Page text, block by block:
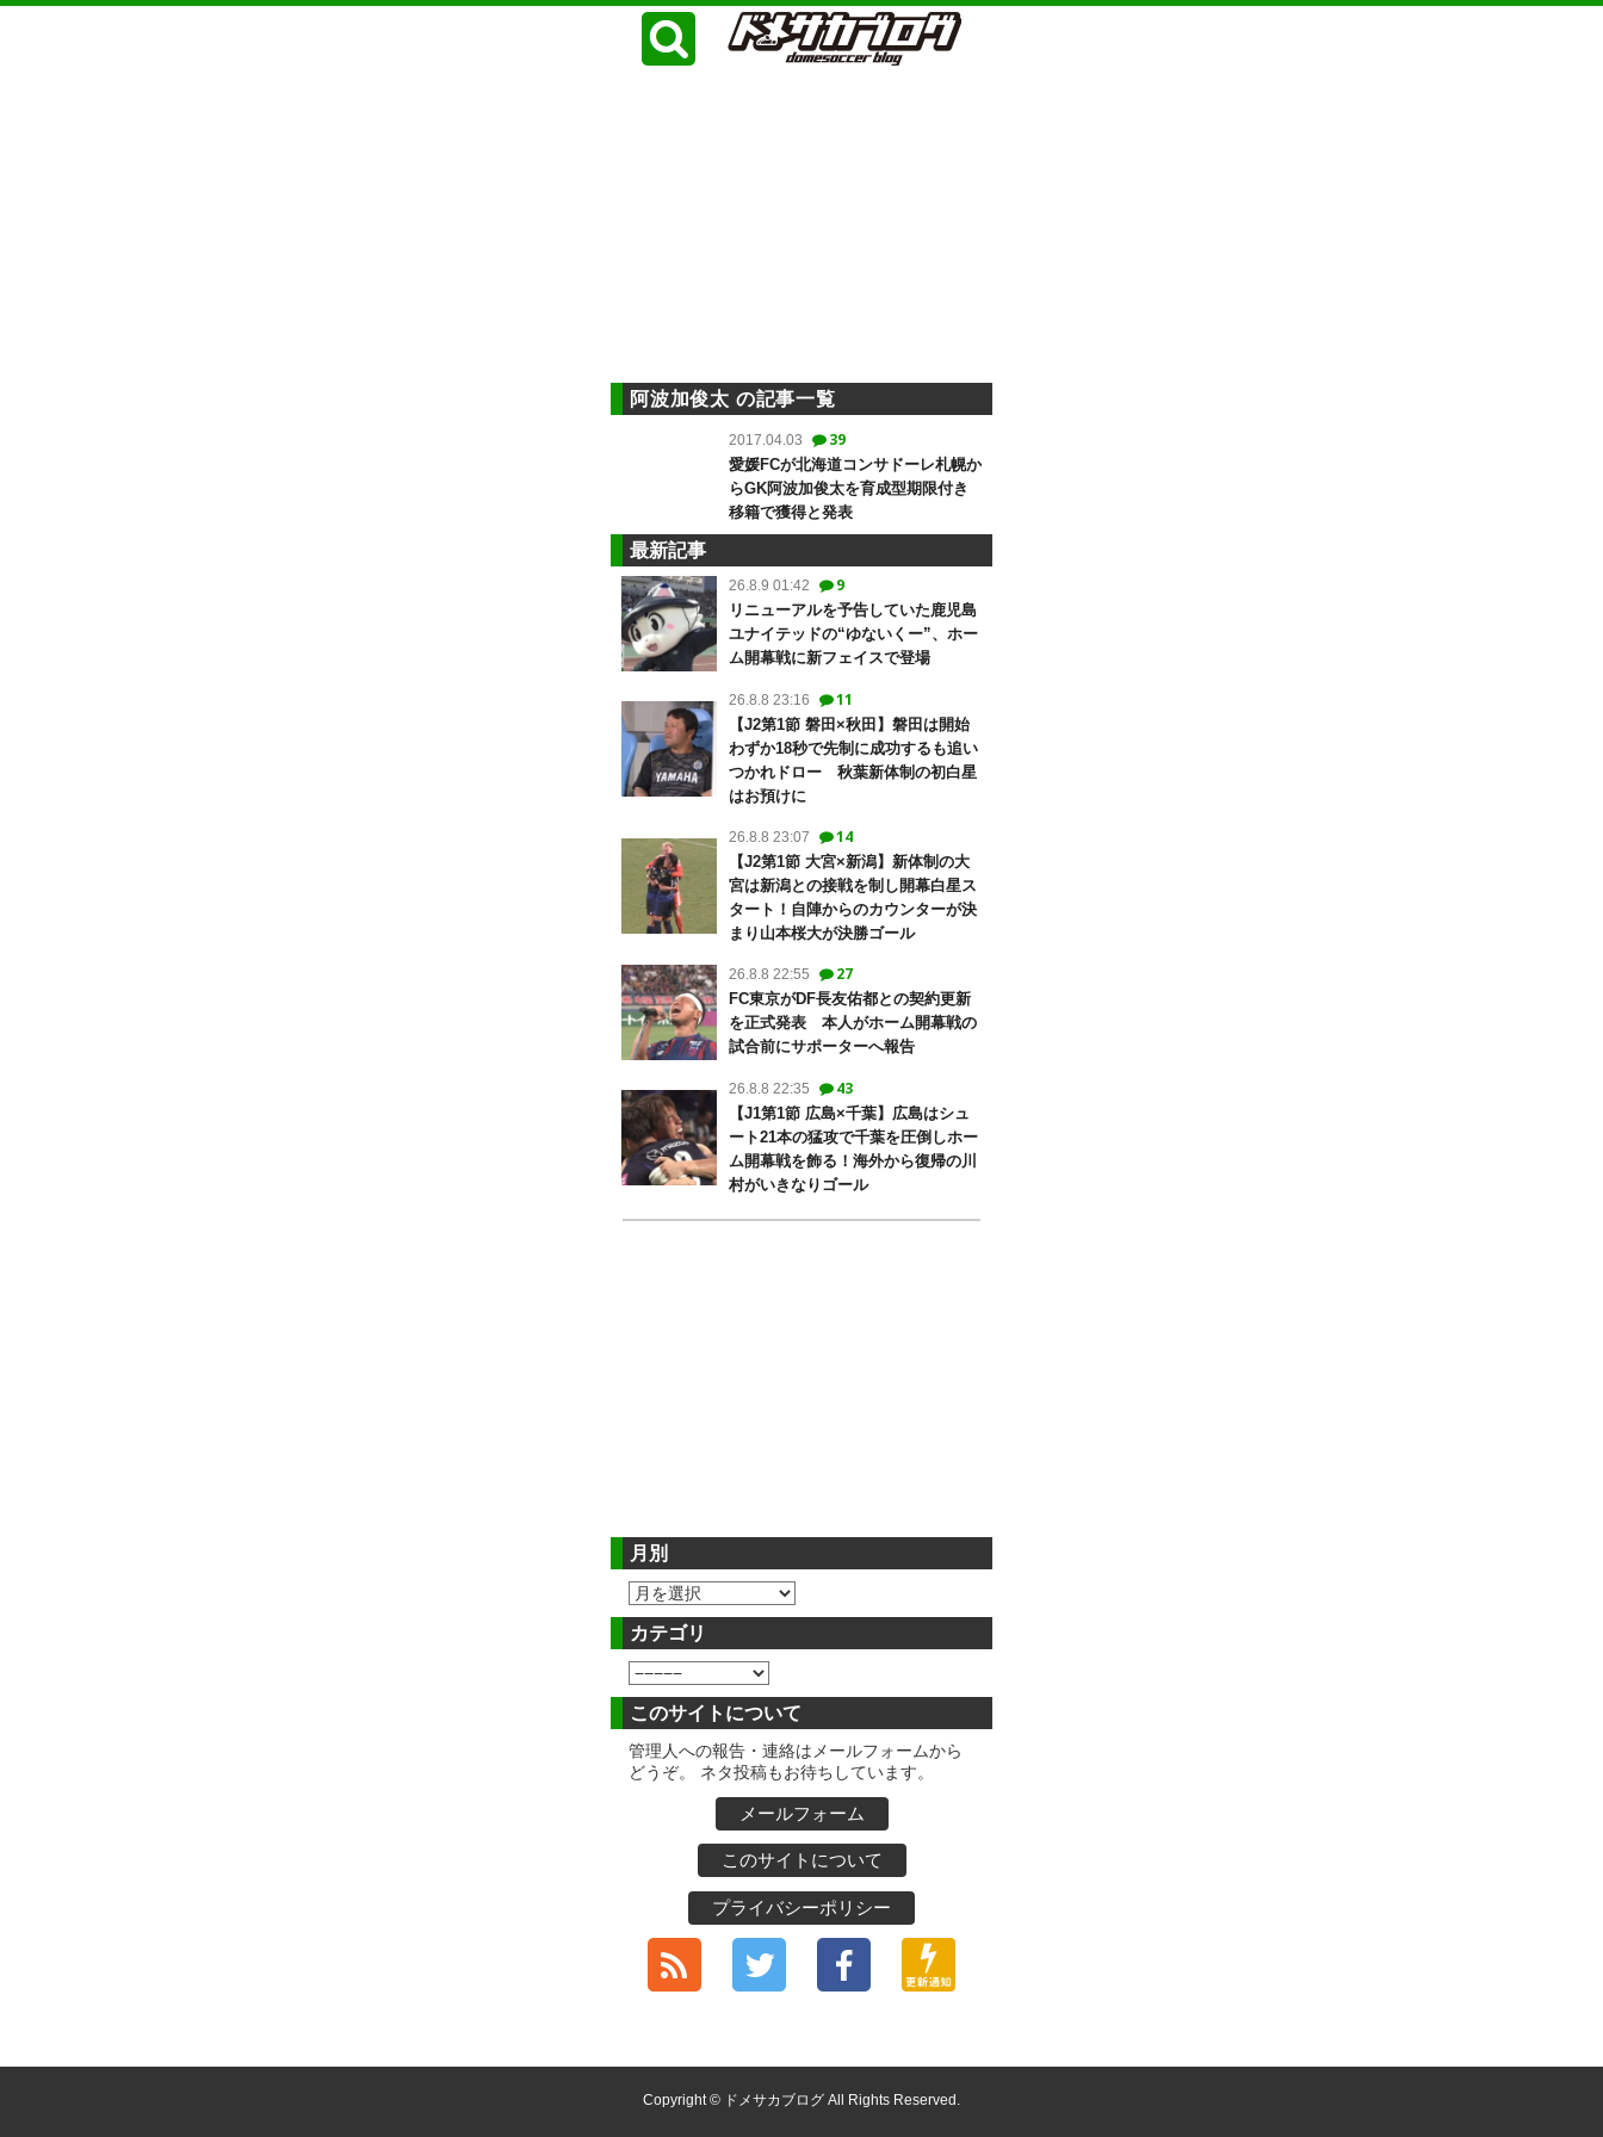
阿波加俊太 の記事一覧
2017.04.03 39
愛媛FCが北海道コンサドーレ札幌か
らGK阿波加俊太を育成型期限付き
移籍で獲得と発表
最新記事
26.8.9 01:42 9
リニューアルを予告していた鹿児島
ユナイテッドの“ゆないくー”、ホー
ム開幕戦に新フェイスで登場
26.8.8 23:16 11
【J2第1節 磐田×秋田】磐田は開始
わずか18秒で先制に成功するも追い
つかれドロー 秋葉新体制の初白星
はお預けに
26.8.8 23:07 14
【J2第1節 大宮×新潟】新体制の大
宮は新潟との接戦を制し開幕白星ス
タート！自陣からのカウンターが決
まり山本桜大が決勝ゴール
26.8.8 22:55 27
FC東京がDF長友佑都との契約更新
を正式発表 本人がホーム開幕戦の
試合前にサポーターへ報告
26.8.8 22:35 43
【J1第1節 広島×千葉】広島はシュ
ート21本の猛攻で千葉を圧倒しホー
ム開幕戦を飾る！海外から復帰の川
村がいきなりゴール
月別
カテゴリ
このサイトについて
管理人への報告・連絡はメールフォームから
どうぞ。 ネタ投稿もお待ちしています。
メールフォーム
このサイトについて
プライバシーポリシー
Copyright © ドメサカブログ All Rights Reserved.